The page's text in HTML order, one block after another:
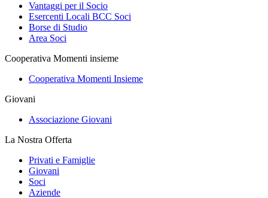
Vantaggi per il Socio
Esercenti Locali BCC Soci
Borse di Studio
Area Soci
Cooperativa Momenti insieme
Cooperativa Momenti Insieme
Giovani
Associazione Giovani
La Nostra Offerta
Privati e Famiglie
Giovani
Soci
Aziende